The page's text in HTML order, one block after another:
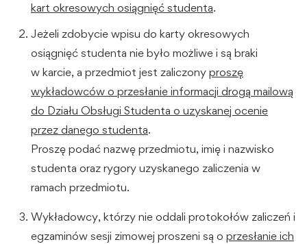
kart okresowych osiągnięć studenta.
Jeżeli zdobycie wpisu do karty okresowych
osiągnięć studenta nie było możliwe i są braki
w karcie, a przedmiot jest zaliczony proszę
wykładowców o przesłanie informacji drogą mailową
do Działu Obsługi Studenta o uzyskanej ocenie
przez danego studenta.
Proszę podać nazwę przedmiotu, imię i nazwisko
studenta oraz rygory uzyskanego zaliczenia w
ramach przedmiotu.
Wykładowcy, którzy nie oddali protokołów zaliczeń i
egzaminów sesji zimowej proszeni są o przesłanie ich